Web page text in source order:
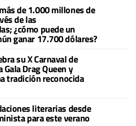
de 1.000 millones de
de las
¿cómo puede un
ganar 17.700 dólares?
su X Carnaval de
Gala Drag Queen y
tradición reconocida
literarias desde
para este verano